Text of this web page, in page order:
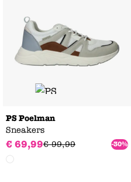
PS Poelman
Sneakers
€ 69,99€ 99,99 -30%